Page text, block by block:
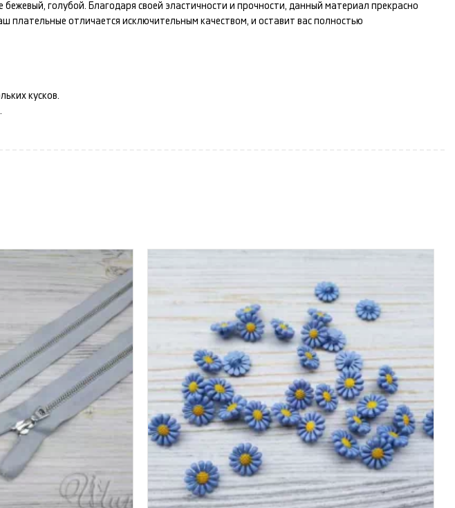
бежевый, голубой. Благодаря своей эластичности и прочности, данный материал прекрасно
плательные отличается исключительным качеством, и оставит вас полностью
кусков.